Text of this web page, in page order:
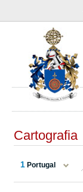
Cartografia
1 Portugal